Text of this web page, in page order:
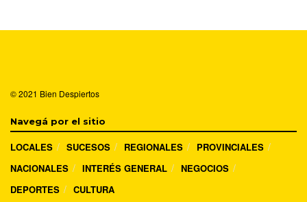
© 2021 Bien Despiertos
Navegá por el sitio
LOCALES SUCESOS REGIONALES
PROVINCIALES
NACIONALES
INTERÉS GENERAL
NEGOCIOS
DEPORTES
CULTURA